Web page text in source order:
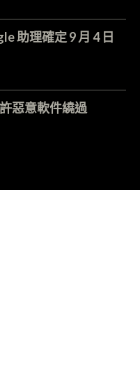
助理確定 9 月 4 日
惡意軟件繞過